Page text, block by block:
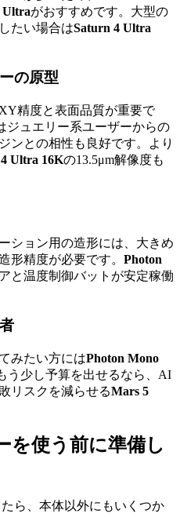
Ultraがおすすめです。大型の
たい場合はSaturn 4 Ultra
の原型
精度と表面品質が重要で
ジュエリー系ユーザーからの
ンとの相性も良好です。より
Ultra 16Kの13.5μm解像度も
ション用の造形には、大きめ
形精度が必要です。 Photon
と温度制御バットが安定稼働
みたい方にはPhoton Mono
う少し予算を出せるなら、AI
リスクを減らせるMars 5
を使う前に準備し
ら、本体以外にもいくつか